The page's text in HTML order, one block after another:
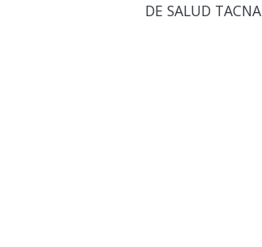
DE SALUD TACNA